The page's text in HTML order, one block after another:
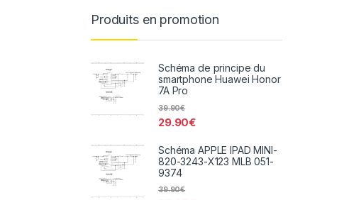
Produits en promotion
Schéma de principe du
smartphone Huawei Honor
7A Pro
29.90€
39.90€
Schéma APPLE IPAD MINI-
820-3243-X123 MLB 051-
9374
39.90€